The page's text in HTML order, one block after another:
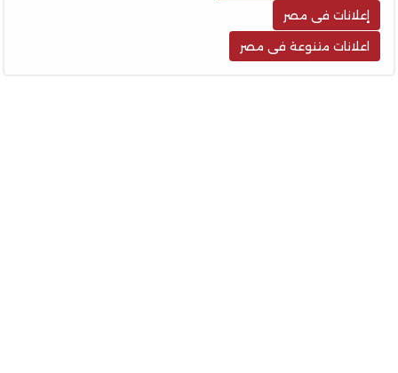
إعلانات فى مصر
اعلانات متنوعة فى مصر